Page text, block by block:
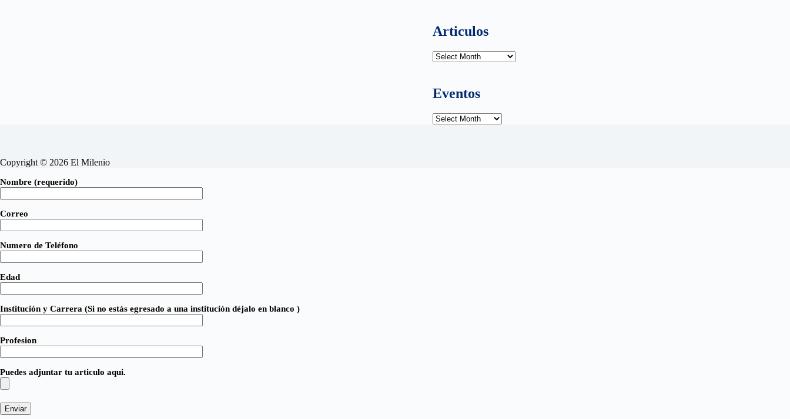
Articulos
Articulos
Eventos
Eventos
Copyright © 2026 El Milenio
Nombre (requerido)
Correo
Numero de Teléfono
Edad
Institución y Carrera (Si no estás egresado a una institución déjalo en blanco )
Profesion
Puedes adjuntar tu articulo aqui.